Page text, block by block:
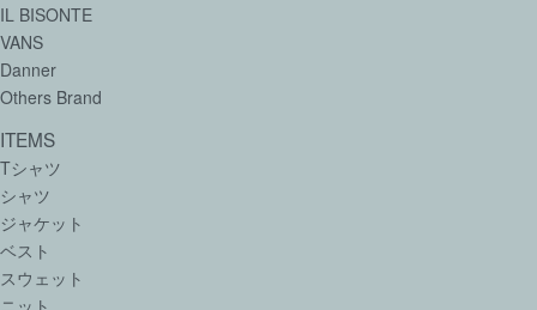
IL BISONTE
VANS
Danner
Others Brand
ITEMS
Tシャツ
シャツ
ジャケット
ベスト
スウェット
ニット